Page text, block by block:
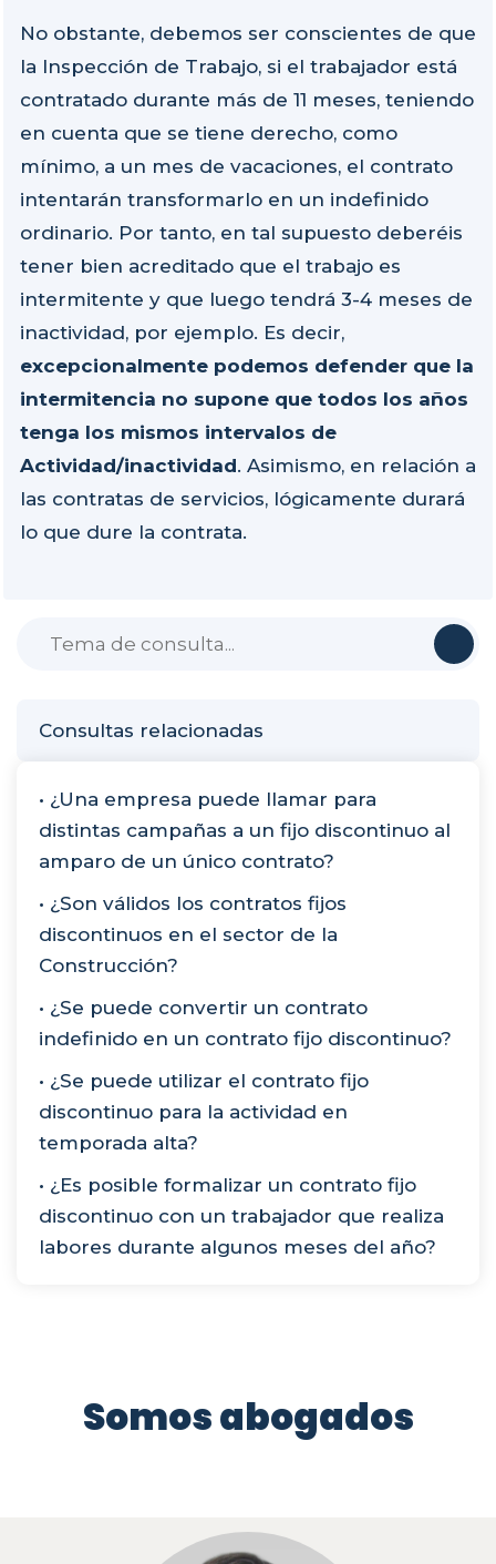
Consultas relacionadas
• ¿Una empresa puede llamar para
distintas campañas a un fijo discontinuo al
amparo de un único contrato?
• ¿Son válidos los contratos fijos
discontinuos en el sector de la
Construcción?
• ¿Se puede convertir un contrato
indefinido en un contrato fijo discontinuo?
• ¿Se puede utilizar el contrato fijo
discontinuo para la actividad en
temporada alta?
• ¿Es posible formalizar un contrato fijo
discontinuo con un trabajador que realiza
labores durante algunos meses del año?
No obstante, debemos ser conscientes de que
la Inspección de Trabajo, si el trabajador está
contratado durante más de 11 meses, teniendo
en cuenta que se tiene derecho, como
mínimo, a un mes de vacaciones, el contrato
intentarán transformarlo en un indefinido
ordinario. Por tanto, en tal supuesto deberéis
tener bien acreditado que el trabajo es
intermitente y que luego tendrá 3-4 meses de
inactividad, por ejemplo. Es decir,
excepcionalmente podemos defender que la
intermitencia no supone que todos los años
tenga los mismos intervalos de
Actividad/inactividad. Asimismo, en relación a
las contratas de servicios, lógicamente durará
lo que dure la contrata.
Somos abogados